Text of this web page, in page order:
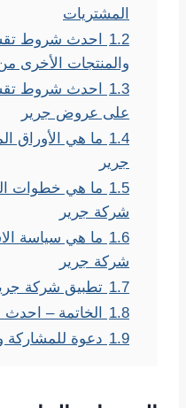
المشتريات
1.2
احدث شروط
والمنتجات الأخرى
1.3
احدث شروط
على عروض جرير
1.4 ما هي الأوراق
جرير
1.5 ما هي خطوات
شركة جرير
1.6 ما هي سياسة
شركة جرير
1.7 تطبيق شركة
1.8
الخاتمة –
1.9 دعوة للمشاركة